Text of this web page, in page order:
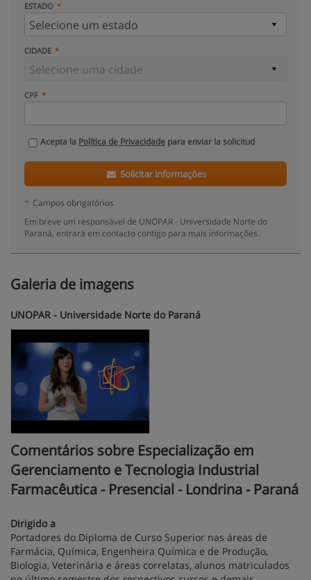
ESTADO
CIDADE
CPF
Acepta la Política de Privacidade para enviar la solicitud
Solicitar informações
* Campos obrigatórios
Em breve um responsável de UNOPAR - Universidade Norte do
Paraná, entrará em contacto contigo para mais informações.
Galeria de imagens
UNOPAR - Universidade Norte do Paraná
Comentários sobre Especialização em
Gerenciamento e Tecnologia Industrial
Farmacêutica - Presencial - Londrina - Paraná
Dirigido a
Portadores do Diploma de Curso Superior nas áreas de
Farmácia, Química, Engenheira Química e de Produção,
Biologia, Veterinária e áreas correlatas, alunos matriculados